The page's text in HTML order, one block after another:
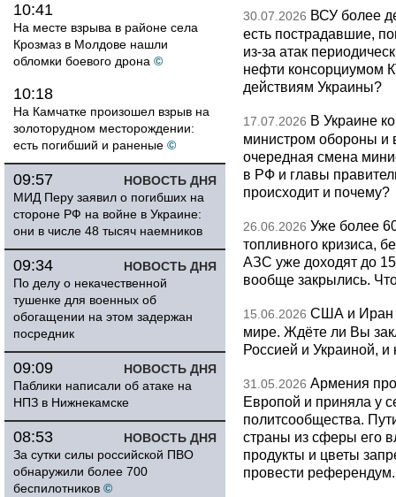
10:41
На месте взрыва в районе села
Крозмаз в Молдове нашли
обломки боевого дрона ©
10:18
На Камчатке произошел взрыв на
золоторудном месторождении:
есть погибший и раненые ©
НОВОСТЬ ДНЯ
09:57
МИД Перу заявил о погибших на
стороне РФ на войне в Украине:
они в числе 48 тысяч наемников
НОВОСТЬ ДНЯ
09:34
По делу о некачественной
тушенке для военных об
обогащении на этом задержан
посредник
НОВОСТЬ ДНЯ
09:09
Паблики написали об атаке на
НПЗ в Нижнекамске
НОВОСТЬ ДНЯ
08:53
За сутки силы российской ПВО
обнаружили более 700
беспилотников ©
30.07.2026 ВСУ более
есть пострадавшие,
из-за атак
нефти консорциумом
действиям Украины?
17.07.2026 В Украине
министром обороны и
очередная смена
в РФ и главы
происходит и почему?
26.06.2026 Уже более
топливного кризиса,
АЗС уже доходят до
вообще закрылись.
15.06.2026 США и Иран
мире. Ждёте ли Вы
Россией и Украиной,
31.05.2026 Армения
Европой и приняла у
политсообщества.
страны из сферы его
продукты и цветы
провести